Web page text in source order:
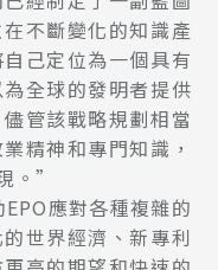
不斷變化的知識產
己定位為一個具有
全球的發明者提供
管該戰略規劃相當
精神和專門知識，
。”
應對各種複雜的
世界經濟、新專利